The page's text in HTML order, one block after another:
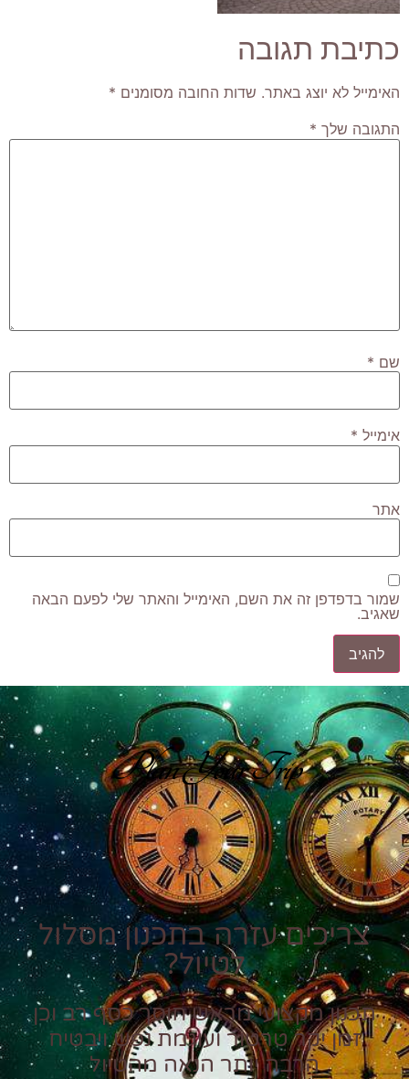
כתיבת תגובה
האימייל לא יוצג באתר. שדות החובה מסומנים *
התגובה שלך *
שם *
אימייל *
אתר
שמור בדפדפן זה את השם, האימייל והאתר שלי לפעם הבאה
שאגיב.
Plan Your Trip
צריכים עזרה בתכנון מסלול
לטיול?
תכנון מקצועי מראש חוסך כסף רב וכן
זמן יקר טרטור ועוגמת נפש ויבטיח
הרבה יותר הנאה מהטיול